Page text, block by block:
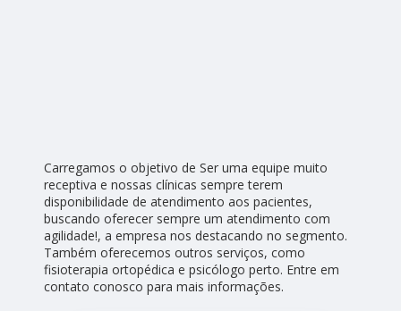
Carregamos o objetivo de Ser uma equipe muito
receptiva e nossas clínicas sempre terem
disponibilidade de atendimento aos pacientes,
buscando oferecer sempre um atendimento com
agilidade!, a empresa nos destacando no segmento.
Também oferecemos outros serviços, como
fisioterapia ortopédica e psicólogo perto. Entre em
contato conosco para mais informações.